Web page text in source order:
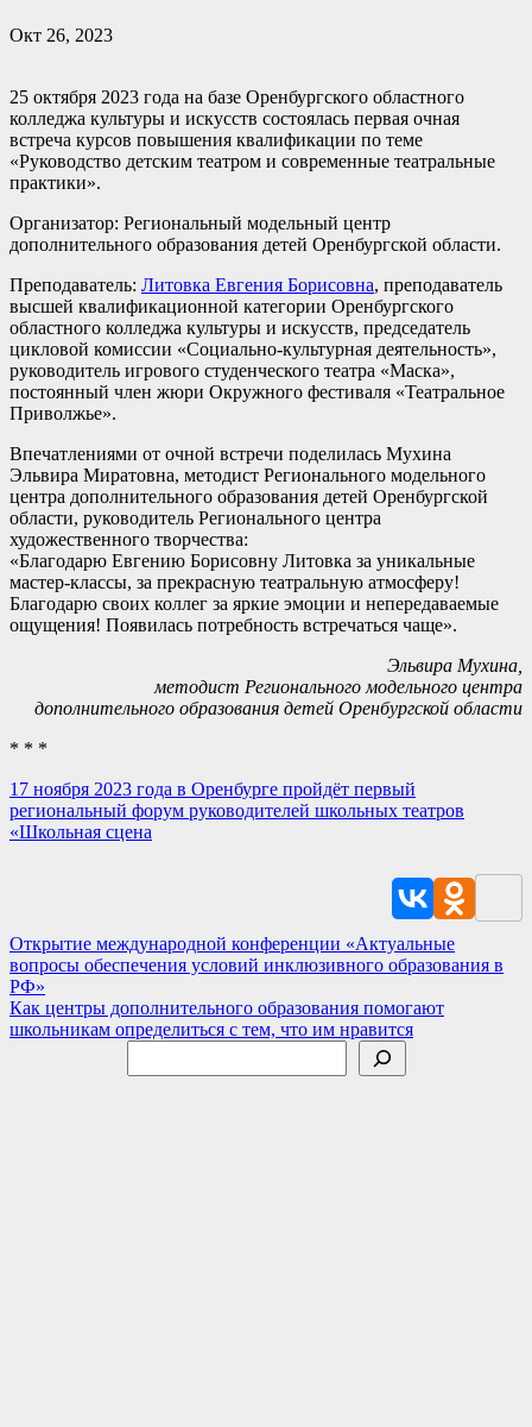
Окт 26, 2023
25 октября 2023 года на базе Оренбургского областного
колледжа культуры и искусств состоялась первая очная
встреча курсов повышения квалификации по теме
«Руководство детским театром и современные театральные
практики».
Организатор: Региональный модельный центр
дополнительного образования детей Оренбургской области.
Преподаватель: Литовка Евгения Борисовна, преподаватель
высшей квалификационной категории Оренбургского
областного колледжа культуры и искусств, председатель
цикловой комиссии «Социально-культурная деятельность»,
руководитель игрового студенческого театра «Маска»,
постоянный член жюри Окружного фестиваля «Театральное
Приволжье».
Впечатлениями от очной встречи поделилась Мухина
Эльвира Миратовна, методист Регионального модельного
центра дополнительного образования детей Оренбургской
области, руководитель Регионального центра
художественного творчества:
«Благодарю Евгению Борисовну Литовка за уникальные
мастер-классы, за прекрасную театральную атмосферу!
Благодарю своих коллег за яркие эмоции и непередаваемые
ощущения! Появилась потребность встречаться чаще».
Эльвира Мухина,
методист Регионального модельного центра
дополнительного образования детей Оренбургской области
* * *
17 ноября 2023 года в Оренбурге пройдёт первый
региональный форум руководителей школьных театров
«Школьная сцена
Навигация
по
записям
Открытие международной конференции «Актуальные
вопросы обеспечения условий инклюзивного образования в
РФ»
Как центры дополнительного образования помогают
школьникам определиться с тем, что им нравится